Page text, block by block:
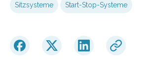
Sitzsysteme Start-Stop-Systeme